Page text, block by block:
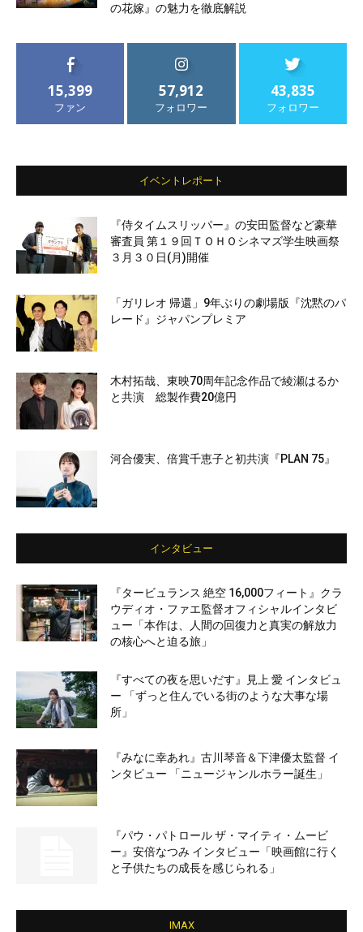
の花嫁』の魅力を徹底解説
15,399
ファン
57,912
フォロワー
43,835
フォロワー
イベントレポート
『侍タイムスリッパー』の安田監督など豪華
審査員 第１９回ＴＯＨＯシネマズ学生映画祭
３月３０日(月)開催
「ガリレオ 帰還」9年ぶりの劇場版『沈黙のパ
レード』ジャパンプレミア
木村拓哉、東映70周年記念作品で綾瀬はるか
と共演 総製作費20億円
河合優実、倍賞千恵子と初共演『PLAN 75』
インタビュー
『タービュランス 絶空 16,000フィート』クラ
ウディオ・ファエ監督オフィシャルインタビ
ュー「本作は、人間の回復力と真実の解放力
の核心へと迫る旅」
『すべての夜を思いだす』見上 愛 インタビュ
ー 「ずっと住んでいる街のような大事な場
所」
『みなに幸あれ』古川琴音＆下津優太監督 イ
ンタビュー 「ニュージャンルホラー誕生」
『パウ・パトロール ザ・マイティ・ムービ
ー』安倍なつみ インタビュー「映画館に行く
と子供たちの成長を感じられる」
IMAX